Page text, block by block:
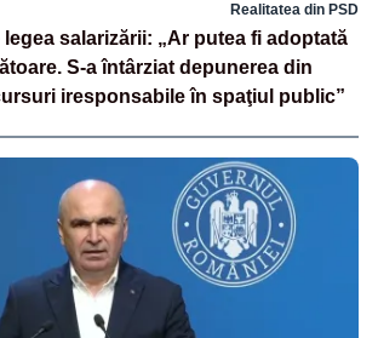
Realitatea din PSD
salarizării: „Ar putea fi adoptată
S-a întârziat depunerea din
iresponsabile în spaţiul public”